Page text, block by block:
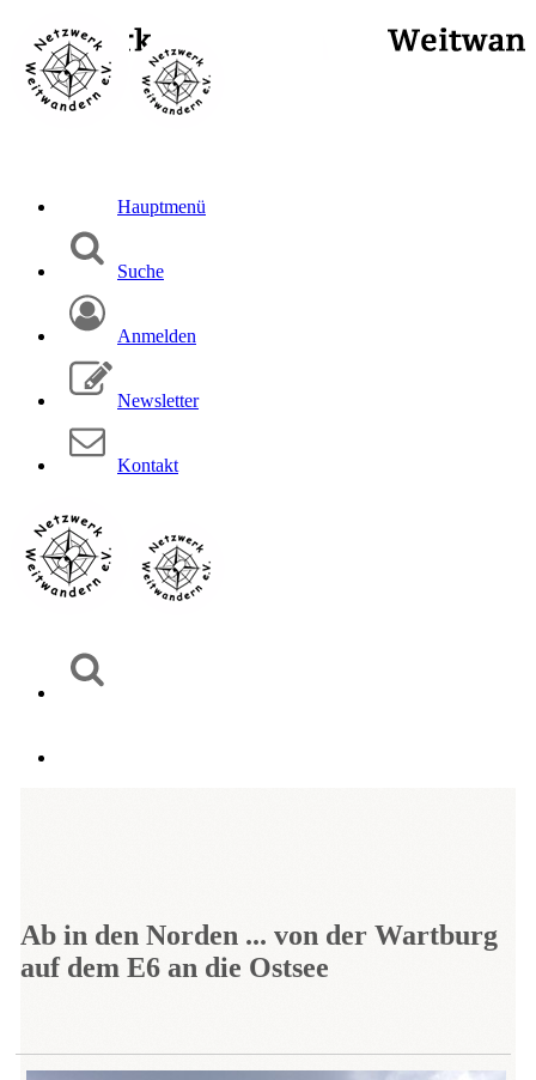
Hauptmenü
Suche
Anmelden
Newsletter
Kontakt
Ab in den Norden ... von der Wartburg
auf dem E6 an die Ostsee